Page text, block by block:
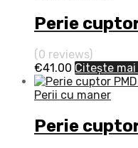
Perie
(0 reviews)
€41.00 Citește
Perii cu maner
Perie